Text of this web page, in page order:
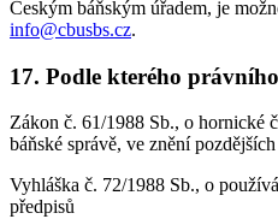
Českým báňským úřadem, je
info@cbusbs.cz.
17. Podle kterého
Zákon č. 61/1988 Sb., o hornické
báňské správě, ve znění
Vyhláška č. 72/1988 Sb., o
předpisů